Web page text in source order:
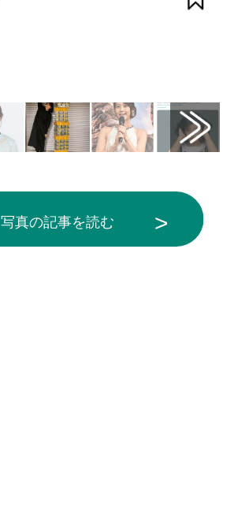
写真の記事を読む